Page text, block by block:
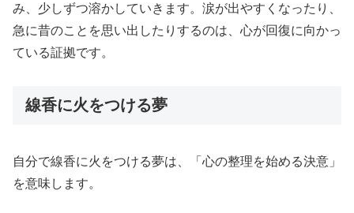
み、少しずつ溶かしていきます。涙が出やすくなったり、
急に昔のことを思い出したりするのは、心が回復に向かっ
ている証拠です。
線香に火をつける夢
自分で線香に火をつける夢は、「心の整理を始める決意」
を意味します。